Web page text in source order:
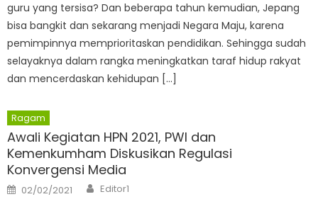
guru yang tersisa? Dan beberapa tahun kemudian, Jepang
bisa bangkit dan sekarang menjadi Negara Maju, karena
pemimpinnya memprioritaskan pendidikan. Sehingga sudah
selayaknya dalam rangka meningkatkan taraf hidup rakyat
dan mencerdaskan kehidupan […]
Ragam
Awali Kegiatan HPN 2021, PWI dan
Kemenkumham Diskusikan Regulasi
Konvergensi Media
Posted
on
02/02/2021 Author
Editor1